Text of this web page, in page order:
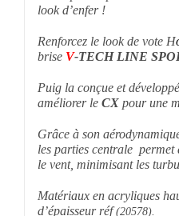
look d’enfer !
Renforcez le look de vote H
briseV-TECH LINE
Puig la conçue et
améliorer leCXpour une
Grâce à son
les parties centrale permet
le vent, minimisant les
Matériaux en acryliques
d’épaisseur réf (20578).